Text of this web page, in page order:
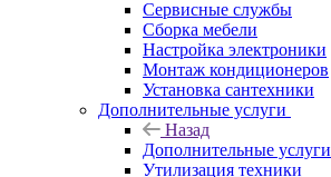
Сервисные службы
Сборка мебели
Настройка электроники
Монтаж кондиционеров
Установка сантехники
Дополнительные услуги
Назад
Дополнительные услуги
Утилизация техники